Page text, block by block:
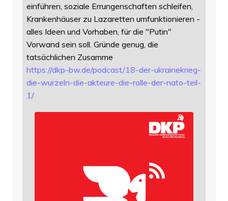
einführen, soziale Errungenschaften schleifen,
Krankenhäuser zu Lazaretten umfunktionieren -
alles Ideen und Vorhaben, für die "Putin"
Vorwand sein soll. Gründe genug, die
tatsächlichen Zusamme
https://dkp-bw.de/podcast/18-der-ukrainekrieg-
die-wurzeln-die-akteure-die-rolle-der-nato-teil-
1/